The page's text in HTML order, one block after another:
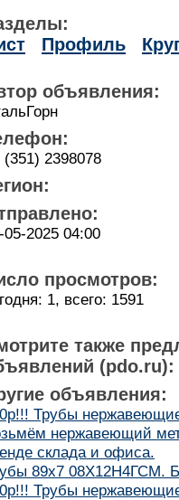
Профиль
объявления:
(351) 2398078
05-2025 04:00
просмотров:
1, всего: 1591
также
(pdo.ru):
объявления:
Трубы
нержавеющий
склада и офиса.
89х7 08Х12Н4ГСМ.
Трубы